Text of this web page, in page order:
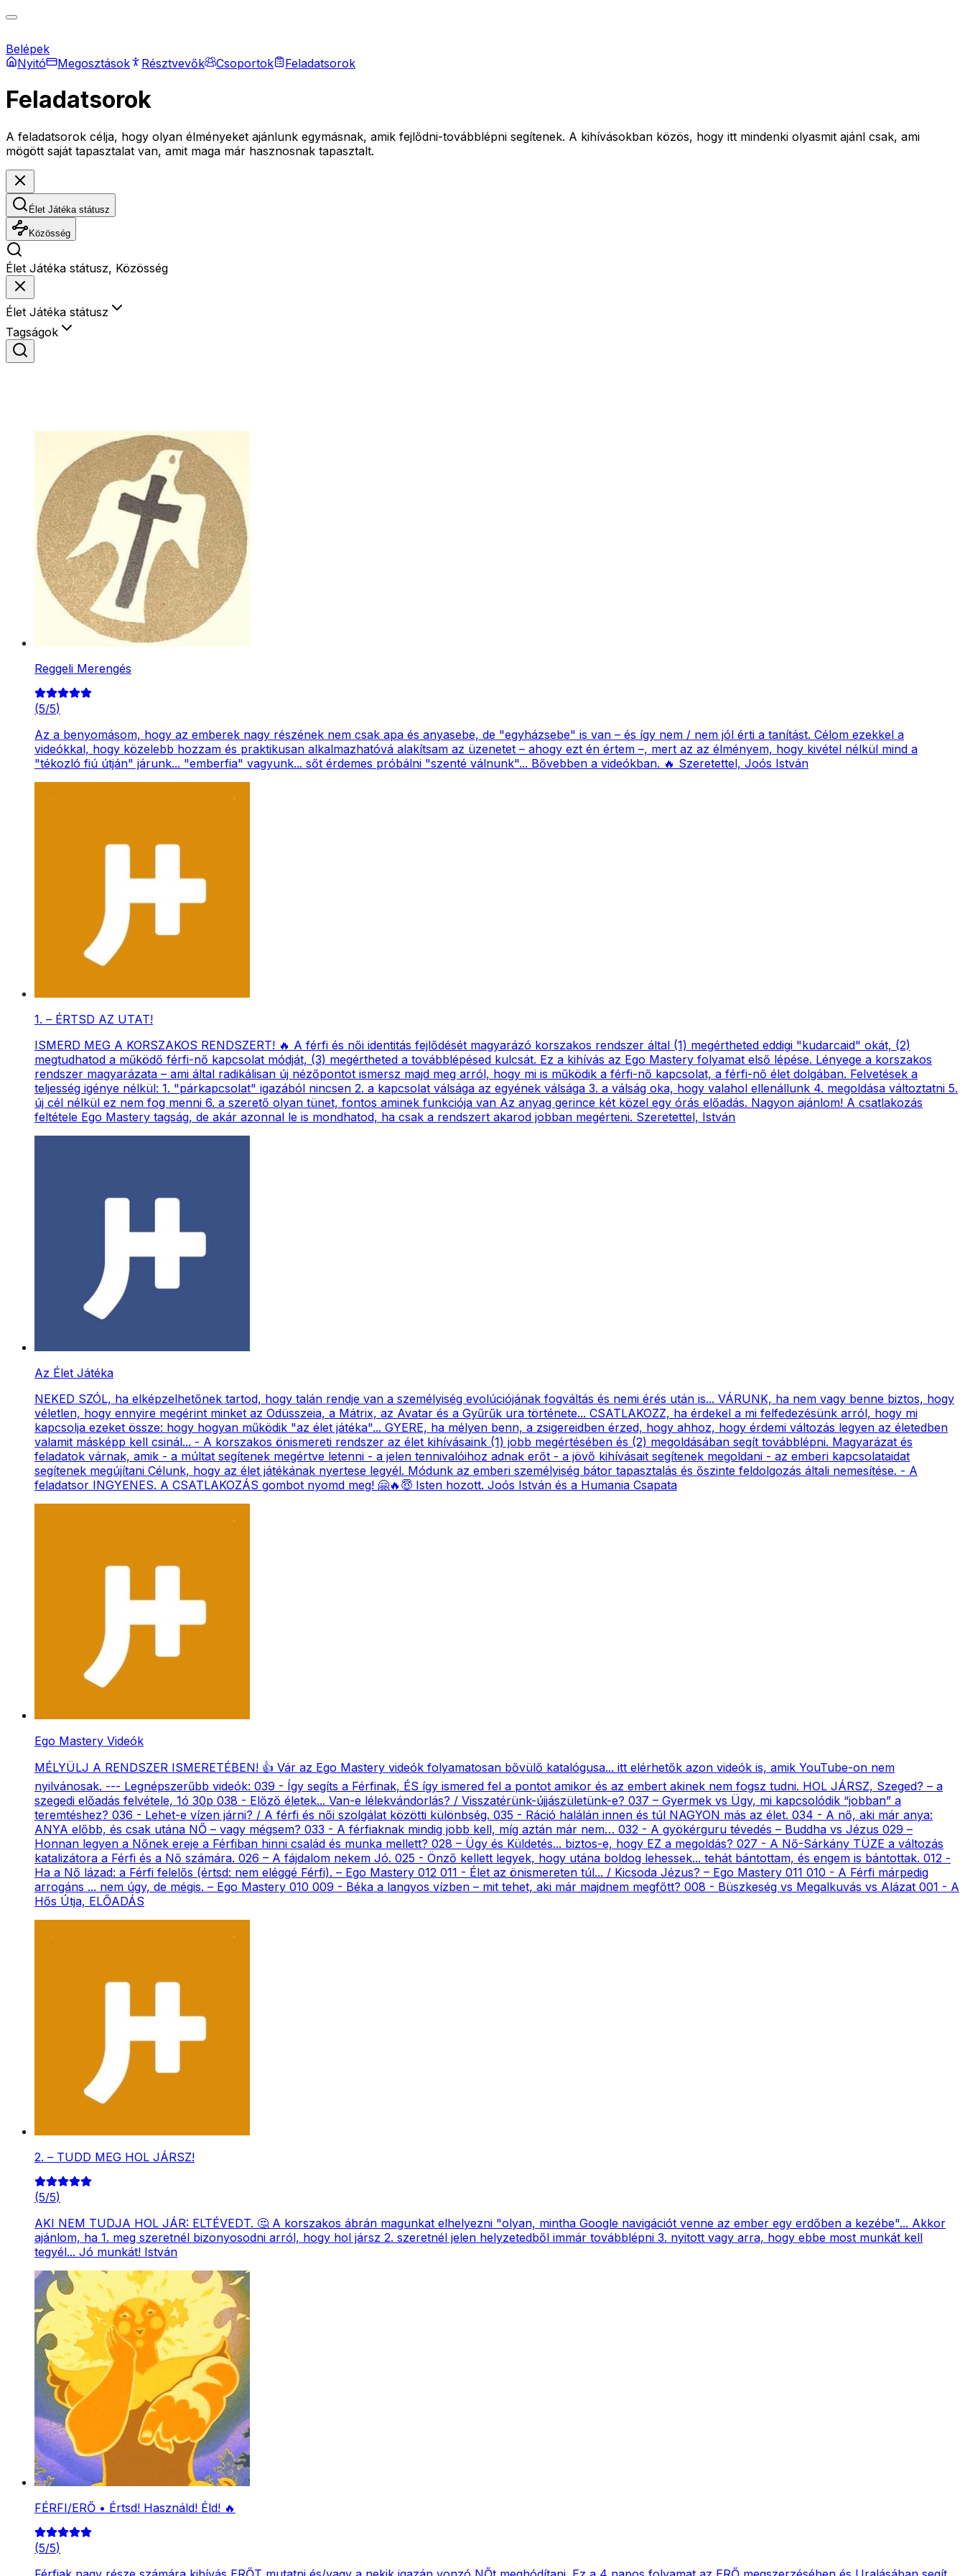
Belépek
Nyitó
Megosztások Résztvevők Csoportok Feladatsorok
Feladatsorok
A feladatsorok célja, hogy olyan élményeket ajánlunk egymásnak, amik fejlődni-továbblépni segítenek. A kihívásokban közös, hogy itt mindenki olyasmit ajánl csak, ami
mögött saját tapasztalat van, amit maga már hasznosnak tapasztalt.
Élet Játéka státusz
Közösség
Élet Játéka státusz, Közösség
Élet Játéka státusz
Tagságok
Reggeli Merengés
(5/5)
Az a benyomásom, hogy az emberek nagy részének nem csak apa és anyasebe, de "egyházsebe" is van – és így nem / nem jól érti a tanítást. Célom ezekkel a
videókkal, hogy közelebb hozzam és praktikusan alkalmazhatóvá alakítsam az üzenetet – ahogy ezt én értem –, mert az az élményem, hogy kivétel nélkül mind a
"tékozló fiú útján" járunk... "emberfia" vagyunk... sőt érdemes próbálni "szenté válnunk"... Bővebben a videókban. 🔥 Szeretettel, Joós István
1. – ÉRTSD AZ UTAT!
ISMERD MEG A KORSZAKOS RENDSZERT! 🔥 A férfi és női identitás fejlődését magyarázó korszakos rendszer által (1) megértheted eddigi "kudarcaid" okát, (2)
megtudhatod a működő férfi-nő kapcsolat módját, (3) megértheted a továbblépésed kulcsát. Ez a kihívás az Ego Mastery folyamat első lépése. Lényege a korszakos
rendszer magyarázata – ami által radikálisan új nézőpontot ismersz majd meg arról, hogy mi is működik a férfi-nő kapcsolat, a férfi-nő élet dolgában. Felvetések a
teljesség igénye nélkül: 1. "párkapcsolat" igazából nincsen 2. a kapcsolat válsága az egyének válsága 3. a válság oka, hogy valahol ellenállunk 4. megoldása változtatni 5.
új cél nélkül ez nem fog menni 6. a szerető olyan tünet, fontos aminek funkciója van Az anyag gerince két közel egy órás előadás. Nagyon ajánlom! A csatlakozás
feltétele Ego Mastery tagság, de akár azonnal le is mondhatod, ha csak a rendszert akarod jobban megérteni. Szeretettel, István
Az Élet Játéka
NEKED SZÓL, ha elképzelhetőnek tartod, hogy talán rendje van a személyiség evolúciójának fogváltás és nemi érés után is... VÁRUNK, ha nem vagy benne biztos, hogy
véletlen, hogy ennyire megérint minket az Odüsszeia, a Mátrix, az Avatar és a Gyűrűk ura története... CSATLAKOZZ, ha érdekel a mi felfedezésünk arról, hogy mi
kapcsolja ezeket össze: hogy hogyan működik "az élet játéka"... GYERE, ha mélyen benn, a zsigereidben érzed, hogy ahhoz, hogy érdemi változás legyen az életedben
valamit másképp kell csinál... - A korszakos önismereti rendszer az élet kihívásaink (1) jobb megértésében és (2) megoldásában segít továbblépni. Magyarázat és
feladatok várnak, amik - a múltat segítenek megértve letenni - a jelen tennivalóihoz adnak erőt - a jövő kihívásait segítenek megoldani - az emberi kapcsolataidat
segítenek megújítani Célunk, hogy az élet játékának nyertese legyél. Módunk az emberi személyiség bátor tapasztalás és őszinte feldolgozás általi nemesítése. - A
feladatsor INGYENES. A CSATLAKOZÁS gombot nyomd meg! 🤗🔥😇 Isten hozott. Joós István és a Humania Csapata
Ego Mastery Videók
MÉLYÜLJ A RENDSZER ISMERETÉBEN! 👍 Vár az Ego Mastery videók folyamatosan bővülő katalógusa... itt elérhetők azon videók is, amik YouTube-on nem
nyilvánosak. --- Legnépszerűbb videók: 039 - Így segíts a Férfinak, ÉS így ismered fel a pontot amikor és az embert akinek nem fogsz tudni. HOL JÁRSZ, Szeged? – a
szegedi előadás felvétele, 1ó 30p 038 - Előző életek... Van-e lélekvándorlás? / Visszatérünk-újjászületünk-e? 037 – Gyermek vs Ügy, mi kapcsolódik “jobban” a
teremtéshez? 036 - Lehet-e vízen járni? / A férfi és női szolgálat közötti különbség. 035 - Ráció halálán innen és túl NAGYON más az élet. 034 - A nő, aki már anya:
ANYA előbb, és csak utána NŐ – vagy mégsem? 033 - A férfiaknak mindig jobb kell, míg aztán már nem… 032 - A gyökérguru tévedés – Buddha vs Jézus 029 –
Honnan legyen a Nőnek ereje a Férfiban hinni család és munka mellett? 028 – Ügy és Küldetés... biztos-e, hogy EZ a megoldás? 027 - A Nő-Sárkány TÜZE a változás
katalizátora a Férfi és a Nő számára. 026 – A fájdalom nekem Jó. 025 - Önző kellett legyek, hogy utána boldog lehessek... tehát bántottam, és engem is bántottak. 012 -
Ha a Nő lázad: a Férfi felelős (értsd: nem eléggé Férfi). – Ego Mastery 012 011 - Élet az önismereten túl... / Kicsoda Jézus? – Ego Mastery 011 010 - A Férfi márpedig
arrogáns ... nem úgy, de mégis. – Ego Mastery 010 009 - Béka a langyos vízben – mit tehet, aki már majdnem megfőtt? 008 - Büszkeség vs Megalkuvás vs Alázat 001 - A
Hős Útja, ELŐADÁS
2. – TUDD MEG HOL JÁRSZ!
(5/5)
AKI NEM TUDJA HOL JÁR: ELTÉVEDT. 🤔 A korszakos ábrán magunkat elhelyezni "olyan, mintha Google navigációt venne az ember egy erdőben a kezébe"... Akkor
ajánlom, ha 1. meg szeretnél bizonyosodni arról, hogy hol jársz 2. szeretnél jelen helyzetedből immár továbblépni 3. nyitott vagy arra, hogy ebbe most munkát kell
tegyél... Jó munkát! István
FÉRFI/ERŐ • Értsd! Használd! Éld! 🔥
(5/5)